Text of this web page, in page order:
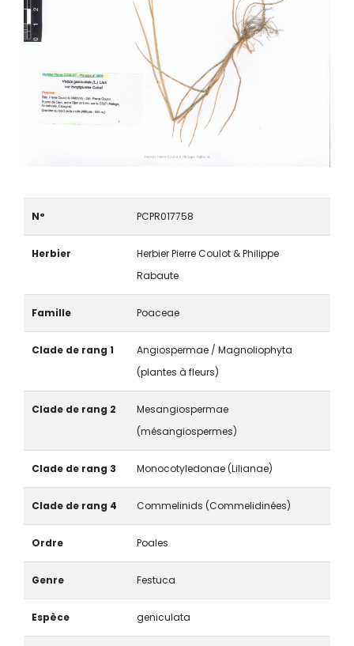
N° PCPR017758
Herbier
Herbier Pierre Coulot & Philippe
Rabaute
Famille Poaceae
Clade de rang 1
Angiospermae / Magnoliophyta
(plantes à fleurs)
Clade de rang 2
Mesangiospermae
(mésangiospermes)
Clade de rang 3 Monocotyledonae (Lilianae)
Clade de rang 4 Commelinids (Commelidinées)
Ordre Poales
Genre Festuca
Espèce geniculata